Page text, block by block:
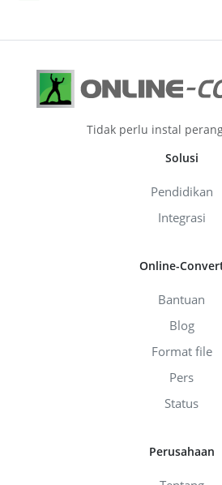
Tidak perlu instal
Solusi
Pendidikan
Integrasi
Online-
Bantuan
Blog
Format file
Pers
Status
Perusahaan